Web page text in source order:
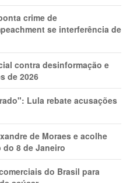
crime de
se interferência de
contra desinformação e
de 2026
Lula rebate acusações
de Moraes e acolhe
do 8 de Janeiro
do Brasil para